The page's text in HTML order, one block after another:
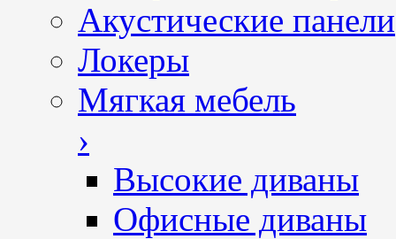
Акустические панели
Локеры
Мягкая мебель
›
Высокие диваны
Офисные диваны